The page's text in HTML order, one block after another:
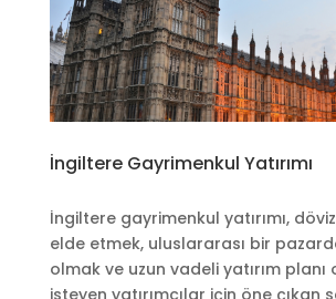
İngiltere Gayrimenkul Yatırımı
İngiltere gayrimenkul yatırımı,
elde etmek, uluslararası bir
olmak ve uzun vadeli yatırım
isteyen yatırımcılar için öne çıkan